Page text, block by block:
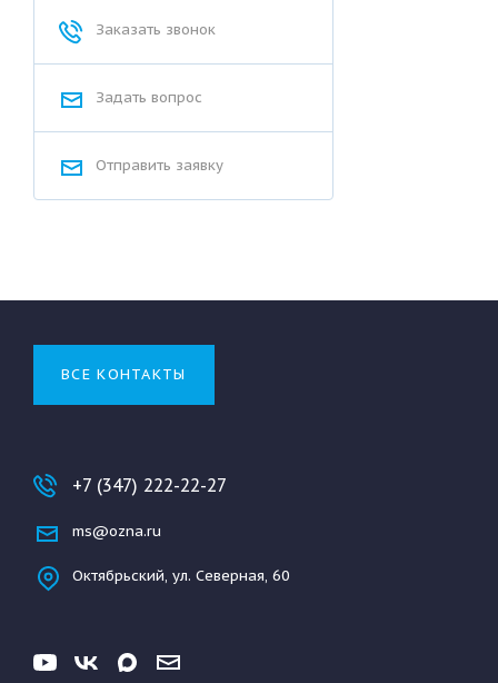
Заказать звонок
Задать вопрос
Отправить заявку
ВСЕ КОНТАКТЫ
+7 (347) 222-22-27
ms@ozna.ru
Октябрьский, ул. Северная, 60